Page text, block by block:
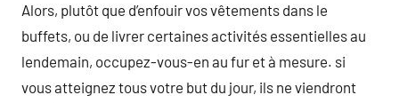
Alors, plutôt que d’enfouir vos vêtements dans le
buffets, ou de livrer certaines activités essentielles au
lendemain, occupez-vous-en au fur et à mesure. si
vous atteignez tous votre but du jour, ils ne viendront